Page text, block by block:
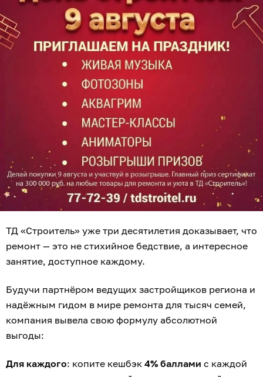
ТД «Строитель» уже три десятилетия доказывает, что
ремонт — это не стихийное бедствие, а интересное
занятие, доступное каждому.
Будучи партнёром ведущих застройщиков региона и
надёжным гидом в мире ремонта для тысяч семей,
компания вывела свою формулу абсолютной
выгоды:
Для каждого: копите кешбэк 4% баллами с каждой